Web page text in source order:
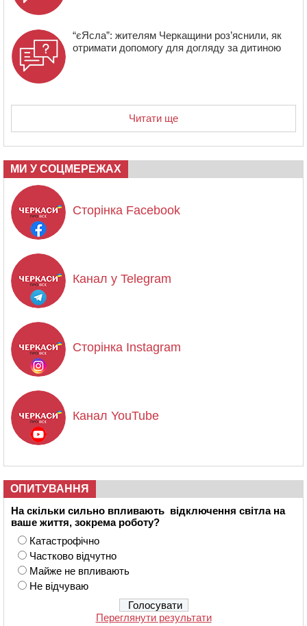
“єЯсла”: жителям Черкащини роз’яснили, як
отримати допомогу для догляду за дитиною
Читати ще
МИ У СОЦМЕРЕЖАХ
Сторінка Facebook
Канал у Telegram
Сторінка Instagram
Канал YouTube
ОПИТУВАННЯ
На скільки сильно впливають відключення світла на
ваше життя, зокрема роботу?
Катастрофічно
Частково відчутно
Майже не впливають
Не відчуваю
Переглянути результати